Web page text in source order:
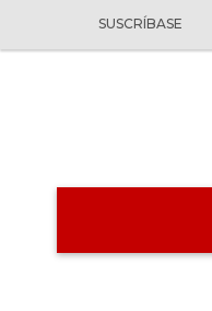
SUSCRÍBASE